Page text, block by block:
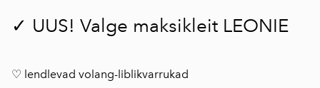
✓ UUS! Valge maksikleit LEONIE
♡ lendlevad volang-liblikvarrukad